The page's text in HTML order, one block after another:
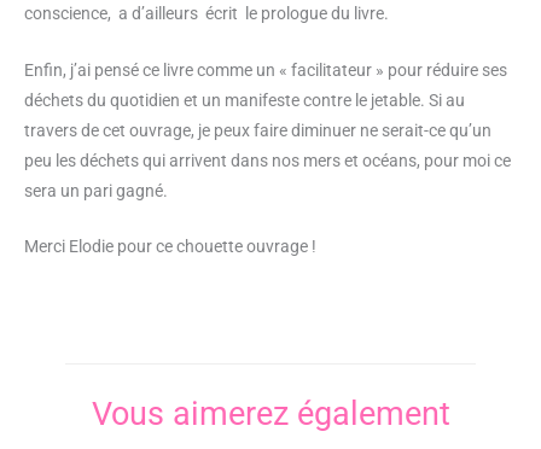
conscience, a d’ailleurs écrit le prologue du livre.
Enfin, j’ai pensé ce livre comme un « facilitateur » pour réduire ses
déchets du quotidien et un manifeste contre le jetable. Si au
travers de cet ouvrage, je peux faire diminuer ne serait-ce qu’un
peu les déchets qui arrivent dans nos mers et océans, pour moi ce
sera un pari gagné.
Merci Elodie pour ce chouette ouvrage !
Vous aimerez également